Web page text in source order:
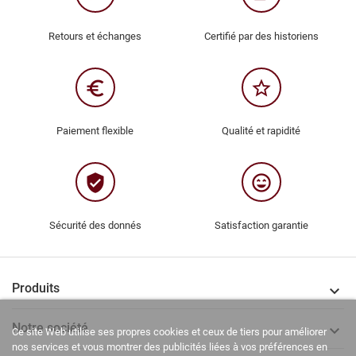
Retours et échanges Certifié par des historiens
euro_symbol
Paiement flexible
star_border
Qualité et rapidité
verified_user
Sécurité des donnés
sentiment_very_satisfied
Satisfaction garantie
Produits 
Notre société 
Ce site Web utilise ses propres cookies et ceux de tiers pour améliorer
nos services et vous montrer des publicités liées à vos préférences en